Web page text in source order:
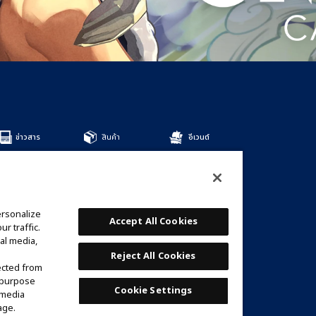
ข่าวสาร สินค้า อีเวนต์
การ์ด
รายชื่อการ์ด
เด็คที่แนะนำ
traffic.
media,
from
Accept All Cookies
Reject All Cookies
Cookie Settings